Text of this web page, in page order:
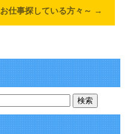
お仕事探している方々～ →